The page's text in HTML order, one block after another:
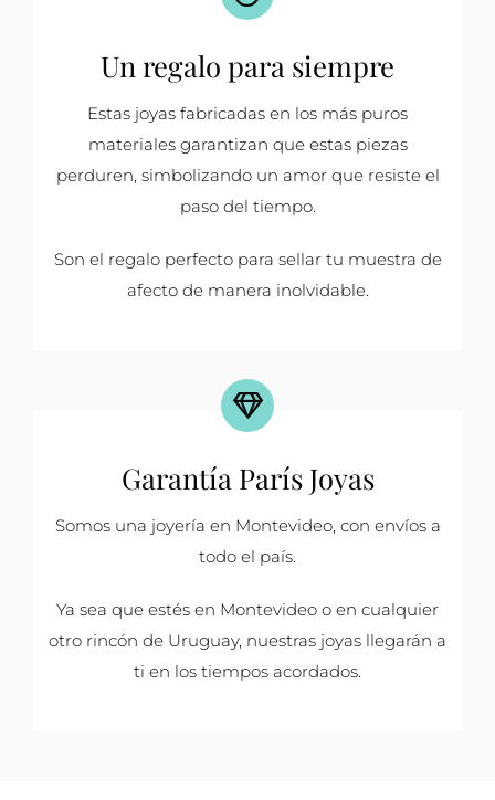
Un regalo para siempre
Estas joyas fabricadas en los más puros
materiales garantizan que estas piezas
perduren, simbolizando un amor que resiste el
paso del tiempo.
Son el regalo perfecto para sellar tu muestra de
afecto de manera inolvidable.
Garantía París Joyas
Somos una joyería en Montevideo, con envíos a
todo el país.
Ya sea que estés en Montevideo o en cualquier
otro rincón de Uruguay, nuestras joyas llegarán a
ti en los tiempos acordados.